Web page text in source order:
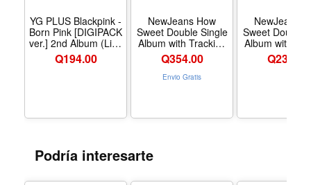
YG PLUS Blackpink -
Born Pink [DIGIPACK
ver.] 2nd Album (Lisa
ver.)(YGP0182)
Q194.00
NewJeans How
Sweet Double Single
Album with Tracking
Sealed NJS New
Jeans (Standard
HAERIN Version) -
Q354.00
Envio Gratis
NewJeans
Sweet Double
Album with
Sealed NJS
Jeans
Q239.00
Podría interesarte